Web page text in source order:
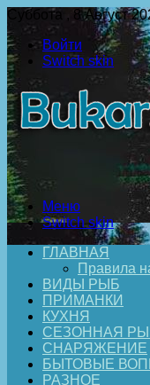
Суббота , 8 Август
Войти
Switch skin
Меню
Switch skin
ГЛАВНАЯ
Правила
ВИДЫ РЫБ
ПРИМАНКИ
КУХНЯ
СЕЗОННАЯ
СНАРЯЖЕНИЕ
БЫТОВЫЕ
РАЗНОЕ